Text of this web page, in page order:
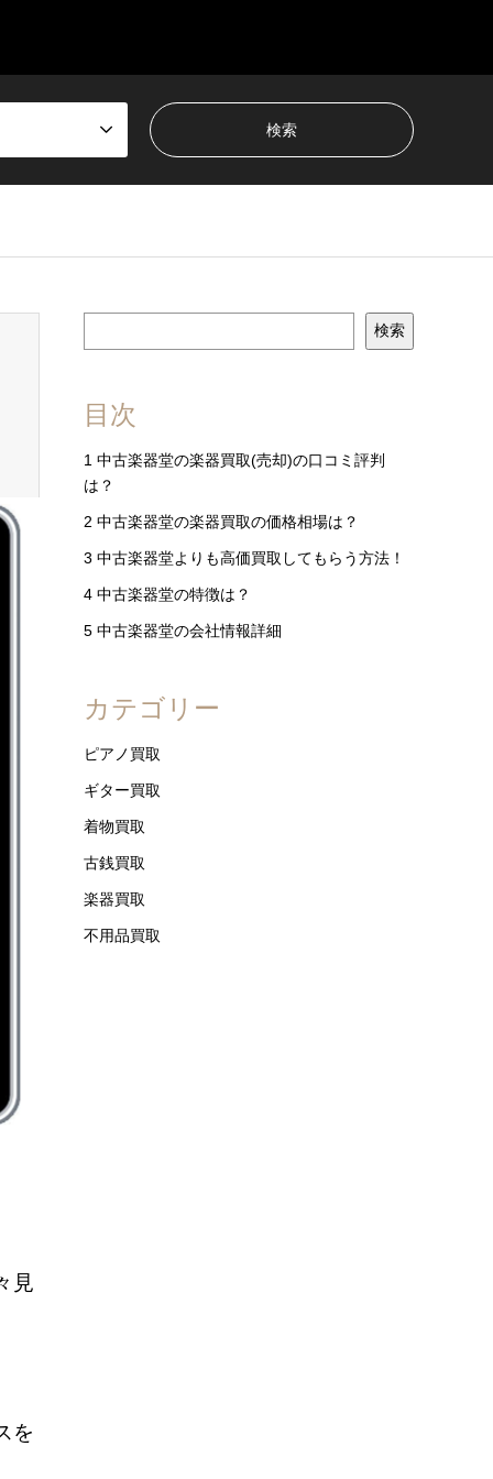
見
を
検索
目次
1 中古楽器堂の楽器買取(売却)の口コミ評判
は？
2 中古楽器堂の楽器買取の価格相場は？
3 中古楽器堂よりも高価買取してもらう方法！
4 中古楽器堂の特徴は？
5 中古楽器堂の会社情報詳細
カテゴリー
ピアノ買取
ギター買取
着物買取
古銭買取
楽器買取
不用品買取